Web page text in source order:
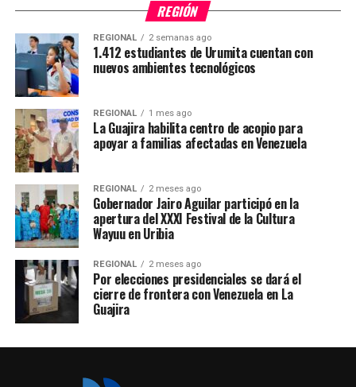
REGIÓN
REGIONAL 2 semanas ago
1.412 estudiantes de Urumita cuentan con
nuevos ambientes tecnológicos
REGIONAL 1 mes ago
La Guajira habilita centro de acopio para
apoyar a familias afectadas en Venezuela
REGIONAL 2 meses ago
Gobernador Jairo Aguilar participó en la
apertura del XXXI Festival de la Cultura
Wayuu en Uribia
REGIONAL 2 meses ago
Por elecciones presidenciales se dará el
cierre de frontera con Venezuela en La
Guajira